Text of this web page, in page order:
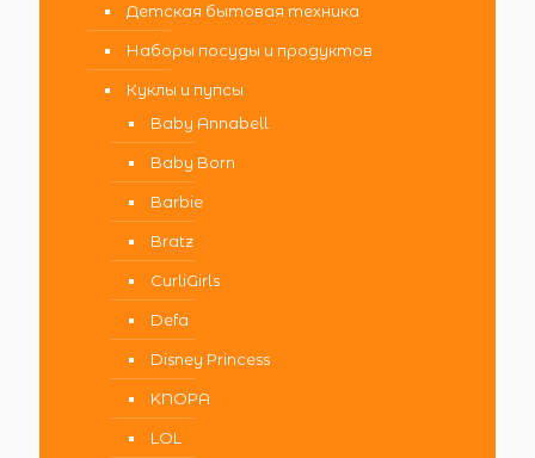
Детская бытовая техника
Наборы посуды и продуктов
Куклы и пупсы
Baby Annabell
Baby Born
Barbie
Bratz
CurliGirls
Defa
Disney Princess
KNOPA
LOL